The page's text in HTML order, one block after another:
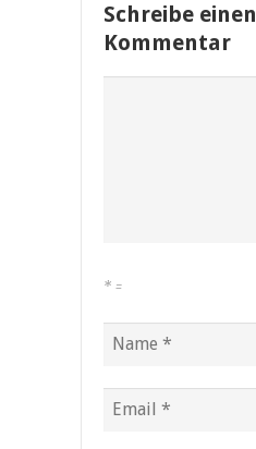
Schreibe einen
Kommentar
* =